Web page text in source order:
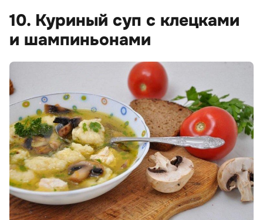
10. Куриный суп с клецками
и шампиньонами